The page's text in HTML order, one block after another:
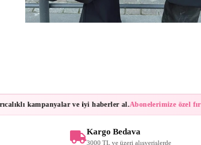
kampanyalar ve iyi haberler al. Abonelerimize özel
Kargo Bedava
3000 TL ve üzeri alışverişlerde